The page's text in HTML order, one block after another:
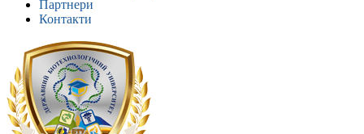
Партнери
Контакти